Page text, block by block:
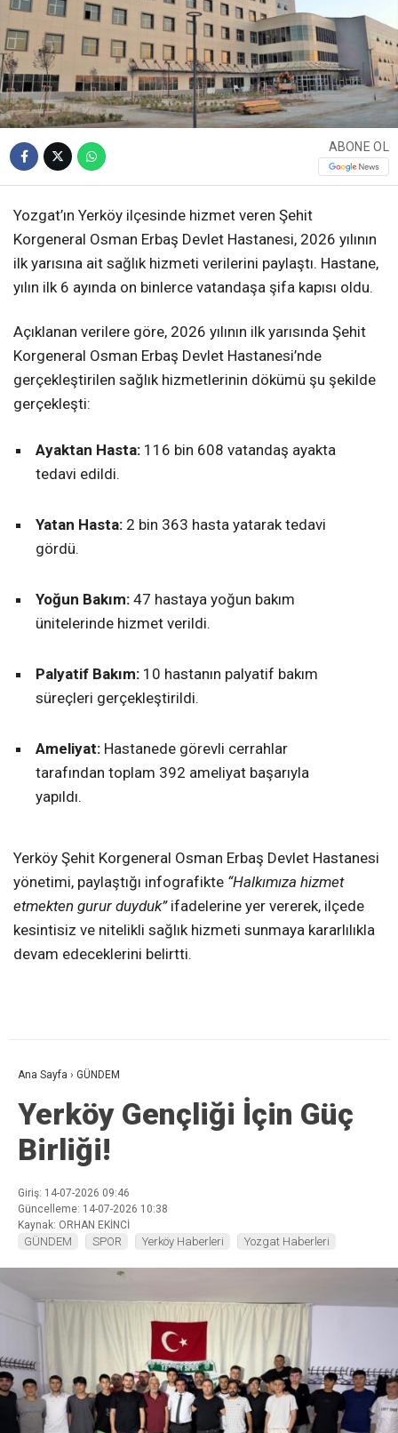
ABONE OL
Yozgat’ın Yerköy ilçesinde hizmet veren Şehit
Korgeneral Osman Erbaş Devlet Hastanesi, 2026 yılının
ilk yarısına ait sağlık hizmeti verilerini paylaştı. Hastane,
yılın ilk 6 ayında on binlerce vatandaşa şifa kapısı oldu.
Açıklanan verilere göre, 2026 yılının ilk yarısında Şehit
Korgeneral Osman Erbaş Devlet Hastanesi’nde
gerçekleştirilen sağlık hizmetlerinin dökümü şu şekilde
gerçekleşti:
Ayaktan Hasta: 116 bin 608 vatandaş ayakta
tedavi edildi.
Yatan Hasta: 2 bin 363 hasta yatarak tedavi
gördü.
Yoğun Bakım: 47 hastaya yoğun bakım
ünitelerinde hizmet verildi.
Palyatif Bakım: 10 hastanın palyatif bakım
süreçleri gerçekleştirildi.
Ameliyat: Hastanede görevli cerrahlar
tarafından toplam 392 ameliyat başarıyla
yapıldı.
Yerköy Şehit Korgeneral Osman Erbaş Devlet Hastanesi
yönetimi, paylaştığı infografikte “Halkımıza hizmet
etmekten gurur duyduk”ifadelerine yer vererek, ilçede
kesintisiz ve nitelikli sağlık hizmeti sunmaya kararlılıkla
devam edeceklerini belirtti.
Ana Sayfa › GÜNDEM
Yerköy Gençliği İçin Güç
Birliği!
Giriş: 14-07-2026 09:46
Güncelleme: 14-07-2026 10:38
Kaynak: ORHAN EKİNCİ
GÜNDEM SPOR Yerköy Haberleri Yozgat Haberleri